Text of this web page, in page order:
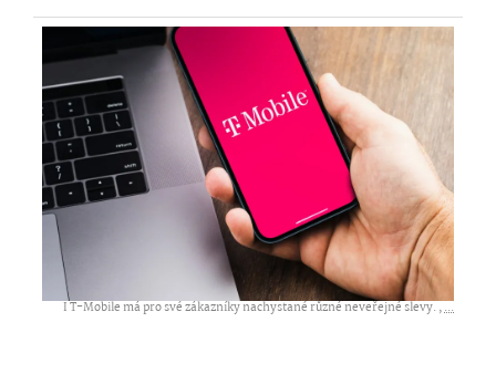
I T-Mobile má pro své zákazníky nachystané různé neveřejné slevy. ,...